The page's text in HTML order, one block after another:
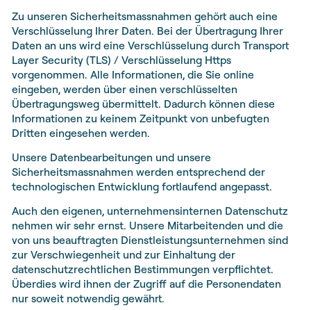
Zu unseren Sicherheitsmassnahmen gehört auch eine
Verschlüsselung Ihrer Daten. Bei der Übertragung Ihrer
Daten an uns wird eine Verschlüsselung durch Transport
Layer Security (TLS) / Verschlüsselung Https
vorgenommen. Alle Informationen, die Sie online
eingeben, werden über einen verschlüsselten
Übertragungsweg übermittelt. Dadurch können diese
Informationen zu keinem Zeitpunkt von unbefugten
Dritten eingesehen werden.
Unsere Datenbearbeitungen und unsere
Sicherheitsmassnahmen werden entsprechend der
technologischen Entwicklung fortlaufend angepasst.
Auch den eigenen, unternehmensinternen Datenschutz
nehmen wir sehr ernst. Unsere Mitarbeitenden und die
von uns beauftragten Dienstleistungsunternehmen sind
zur Verschwiegenheit und zur Einhaltung der
datenschutzrechtlichen Bestimmungen verpflichtet.
Überdies wird ihnen der Zugriff auf die Personendaten
nur soweit notwendig gewährt.